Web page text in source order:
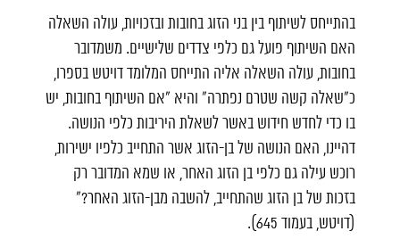
בהתייחס לשיתוף בין בני הזוג בחובות ובזכויות, עולה השאלה
האם השיתוף פועל גם כלפי צדדים שלישיים. משמדובר
בחובות, עולה השאלה אליה התייחס המלומד דויטש בספרו,
כ"שאלה קשה שטרם נפתרה" והיא "אם השיתוף בחובות, יש
בו כדי לחדש חידוש באשר לשאלת היריבות כלפי הנושה.
דהיינו, האם הנושה של בן-הזוג אשר התחייב כלפיו ישירות,
רוכש עילה גם כלפי בן הזוג האחר, או שמא המדובר רק
בזכות של בן הזוג שהתחייב, להשבה מבן-הזוג האחר?"
(דויטש, בעמוד 645).